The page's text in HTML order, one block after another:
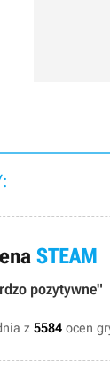
STEAM
pozytywne"
z 5584 ocen